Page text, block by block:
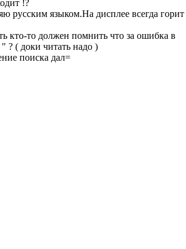
!?
русским языком.На дисплее всегда горит
кто-то должен помнить что за ошибка в